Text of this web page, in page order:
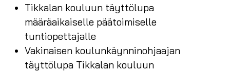
Tikkalan kouluun täyttölupa
määräaikaiselle päätoimiselle
tuntiopettajalle
Vakinaisen koulunkäynninohjaajan
täyttölupa Tikkalan kouluun